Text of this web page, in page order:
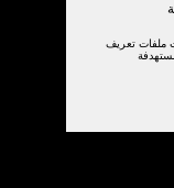
ملفات تعريف